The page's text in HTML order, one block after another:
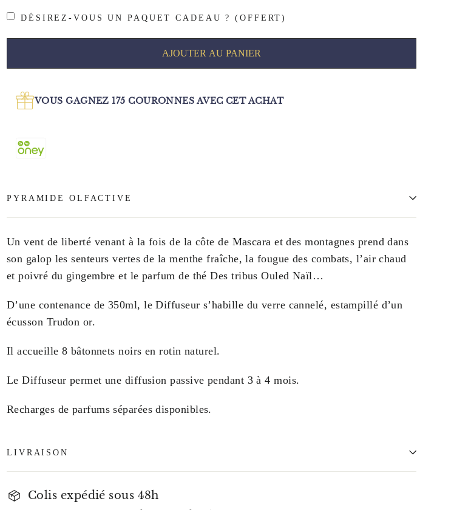
DÉSIREZ-VOUS UN PAQUET CADEAU ? (OFFERT)
AJOUTER AU PANIER
VOUS GAGNEZ 175 COURONNES AVEC CET ACHAT
PYRAMIDE OLFACTIVE
Un vent de liberté venant à la fois de la côte de Mascara et des montagnes prend dans
son galop les senteurs vertes de la menthe fraîche, la fougue des combats, l’air chaud
et poivré du gingembre et le parfum de thé Des tribus Ouled Naïl…
D’une contenance de 350ml, le Diffuseur s’habille du verre cannelé, estampillé d’un
écusson Trudon or.
Il accueille 8 bâtonnets noirs en rotin naturel.
Le Diffuseur permet une diffusion passive pendant 3 à 4 mois.
Recharges de parfums séparées disponibles.
LIVRAISON
Colis expédié sous 48h